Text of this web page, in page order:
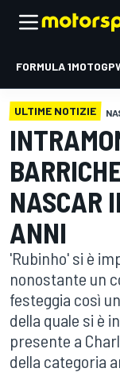
FORMULA 1MOTOGP
ULTIME NOTIZIE
NASCAR
ANNI
'Rubinho' si è
nonostante un
festeggia così
della quale si è
presente a
della categoria